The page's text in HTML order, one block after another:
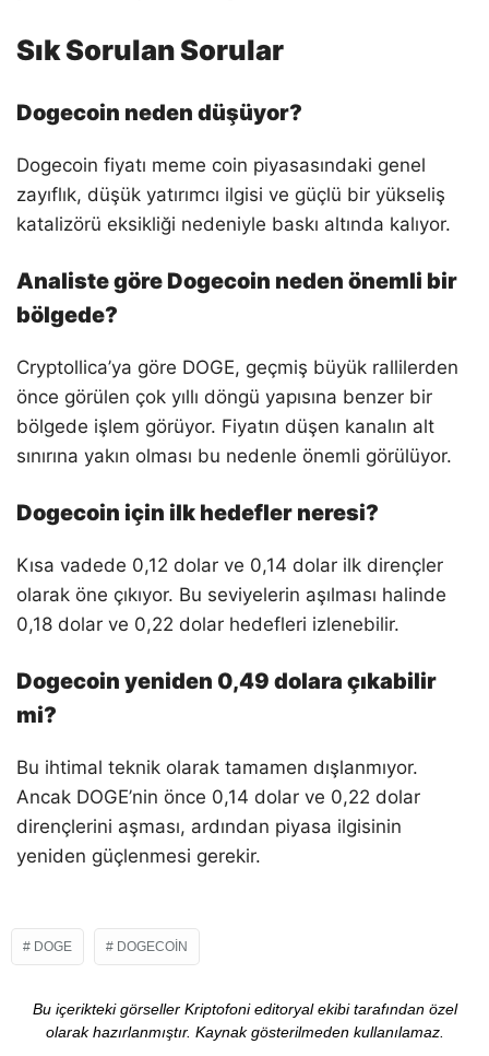
Sık Sorulan Sorular
Dogecoin neden düşüyor?
Dogecoin fiyatı meme coin piyasasındaki genel
zayıflık, düşük yatırımcı ilgisi ve güçlü bir yükseliş
katalizörü eksikliği nedeniyle baskı altında kalıyor.
Analiste göre Dogecoin neden önemli bir
bölgede?
Cryptollica’ya göre DOGE, geçmiş büyük rallilerden
önce görülen çok yıllı döngü yapısına benzer bir
bölgede işlem görüyor. Fiyatın düşen kanalın alt
sınırına yakın olması bu nedenle önemli görülüyor.
Dogecoin için ilk hedefler neresi?
Kısa vadede 0,12 dolar ve 0,14 dolar ilk dirençler
olarak öne çıkıyor. Bu seviyelerin aşılması halinde
0,18 dolar ve 0,22 dolar hedefleri izlenebilir.
Dogecoin yeniden 0,49 dolara çıkabilir
mi?
Bu ihtimal teknik olarak tamamen dışlanmıyor.
Ancak DOGE’nin önce 0,14 dolar ve 0,22 dolar
dirençlerini aşması, ardından piyasa ilgisinin
yeniden güçlenmesi gerekir.
DOGE DOGECOIN
Bu içerikteki görseller Kriptofoni editoryal ekibi tarafından özel
olarak hazırlanmıştır. Kaynak gösterilmeden kullanılamaz.